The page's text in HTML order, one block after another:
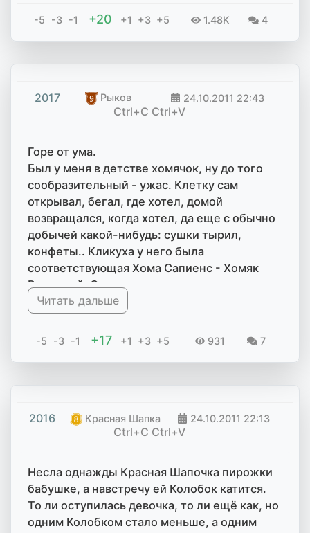
-5 -3 -1 +20 +1 +3 +5 1.48K 4
2017 Рыков 24.10.2011 22:43
Ctrl+C Ctrl+V
Горе от ума.
Был у меня в детстве хомячок, ну до того
сообразительный - ужас. Клетку сам
открывал, бегал, где хотел, домой
возвращался, когда хотел, да еще с обычно
добычей какой-нибудь: сушки тырил,
конфеты.. Кликуха у него была
соответствующая Хома Сапиенс - Хомяк
Разумный. От того и помер раньше срока:
стырил у меня пластилинового индейца,
приволок к себе в клетку и втихую
отхомячил ему ногу..
Читать дальше
-5 -3 -1 +17 +1 +3 +5 931 7
2016 Красная Шапка 24.10.2011 22:13
Ctrl+C Ctrl+V
Несла однажды Красная Шапочка пирожки
бабушке, а навстречу ей Колобок катится.
То ли оступилась девочка, то ли ещё как, но
одним Колобком стало меньше, а одним